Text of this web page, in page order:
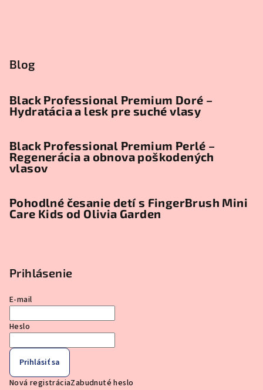
Blog
Black Professional Premium Doré –
Hydratácia a lesk pre suché vlasy
Black Professional Premium Perlé –
Regenerácia a obnova poškodených
vlasov
Pohodlné česanie detí s FingerBrush Mini
Care Kids od Olivia Garden
Prihlásenie
E-mail
Heslo
Prihlásiť sa
Nová registráciaZabudnuté heslo